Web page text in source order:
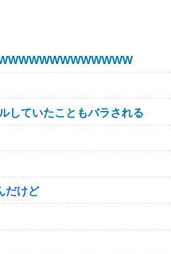
だけど
人も無駄死ににwwww
していたこともバラされる
だけど